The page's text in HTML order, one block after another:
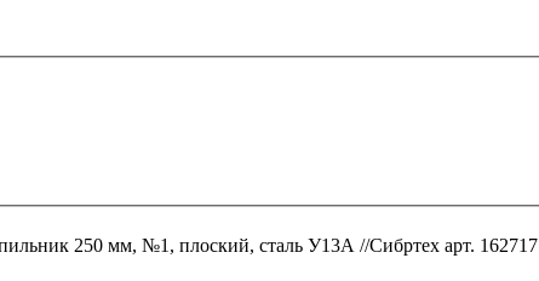
250 мм, №1, плоский, сталь У13А //Сибртех арт. 162717